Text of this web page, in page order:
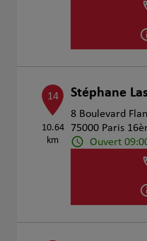
14
10.64
km
Stéphane
8 Boulevard
75000 Paris
Ouvert